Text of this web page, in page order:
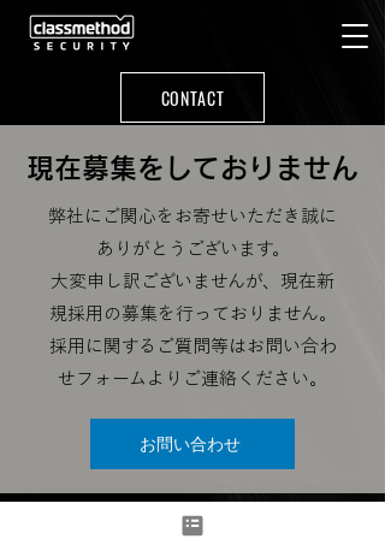
CONTACT
現在募集をしておりません
弊社にご関心をお寄せいただき誠に
ありがとうございます。
大変申し訳ございませんが、現在新
規採用の募集を行っておりません。
採用に関するご質問等はお問い合わ
せフォームよりご連絡ください。
お問い合わせ